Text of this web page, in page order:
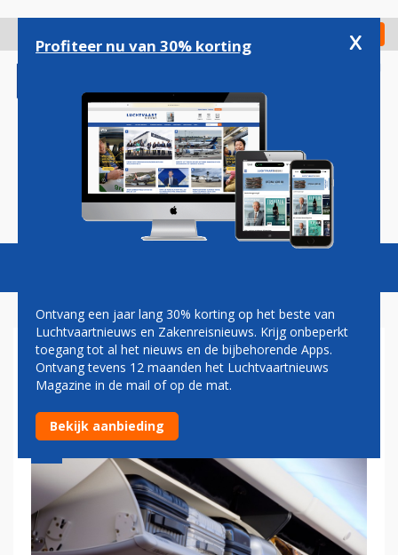
gaan
Check in
Magazine Podcasts Vacatures
CONSUMENT BETAALT ZICH
BLAUW AAN KOFFERTOESLAG
Profiteer nu van 30% korting x
Ontvang een jaar lang 30% korting op het beste van
Luchtvaartnieuws en Zakenreisnieuws. Krijg onbeperkt
toegang tot al het nieuws en de bijbehorende Apps.
Ontvang tevens 12 maanden het Luchtvaartnieuws
Magazine in de mail of op de mat.
Bekijk aanbieding